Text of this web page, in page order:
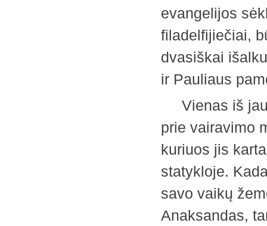
evangelijos
filadelfijiečiai,
dvasiškai
ir Pauliaus
Vienas iš
prie vairavimo
kuriuos jis
statykloje.
savo vaikų
Anaksandas,